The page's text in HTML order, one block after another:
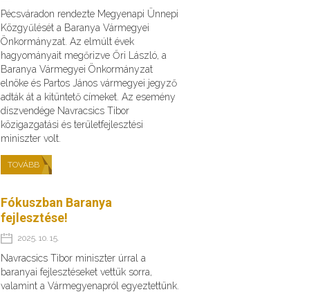
Pécsváradon rendezte Megyenapi Ünnepi
Közgyűlését a Baranya Vármegyei
Önkormányzat. Az elmúlt évek
hagyományait megőrizve Őri László, a
Baranya Vármegyei Önkormányzat
elnöke és Partos János vármegyei jegyző
adták át a kitüntető címeket. Az esemény
díszvendége Navracsics Tibor
közigazgatási és területfejlesztési
miniszter volt.
TOVÁBB
Fókuszban Baranya
fejlesztése!
2025. 10. 15.
Navracsics Tibor miniszter úrral a
baranyai fejlesztéseket vettük sorra,
valamint a Vármegyenapról egyeztettünk.